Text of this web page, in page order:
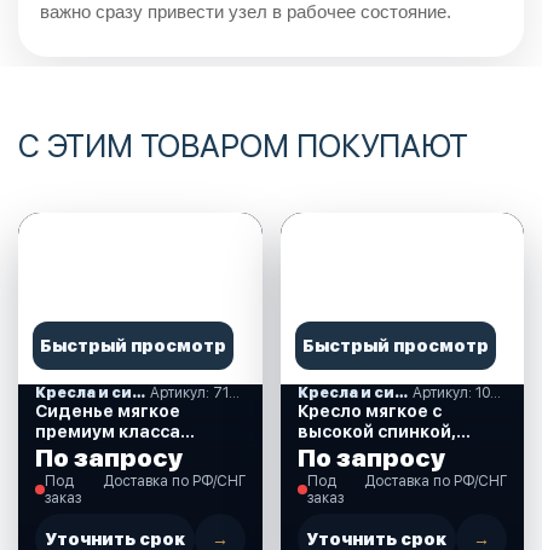
важно сразу привести узел в рабочее состояние.
С ЭТИМ ТОВАРОМ ПОКУПАЮТ
Быстрый просмотр
Кресла и сиденья
Сиденье мягкое
премиум класса
"Капитан" (710289)
По запросу
Под
заказ
Доставка по РФ/СНГ
Уточнить срок →
Быстрый просмотр
Кресла и сиденья Артикул: 1040661
Кресло мягкое с
высокой спинкой,
серый/синий (1040661)
По запросу
Под
заказ
Доставка по РФ/СНГ
Уточнить срок →